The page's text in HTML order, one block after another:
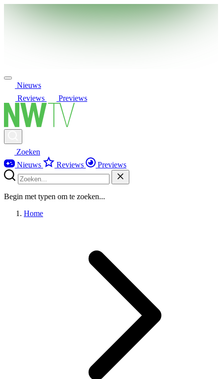
Nieuws
Reviews
Previews
Zoeken
Nieuws
Reviews Previews
Begin met typen om te zoeken...
Home